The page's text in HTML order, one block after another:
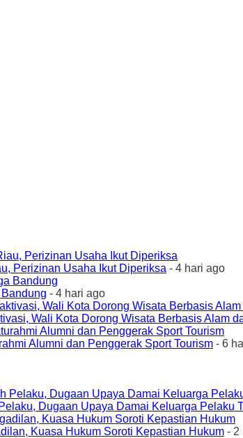
Perizinan Usaha Ikut Diperiksa - 4 hari ago
- 4 hari ago
Wali Kota Dorong Wisata Berbasis Alam
Alumni dan Penggerak Sport Tourism - 6
Dugaan Upaya Damai Keluarga Pelaku
Kuasa Hukum Soroti Kepastian Hukum - 2